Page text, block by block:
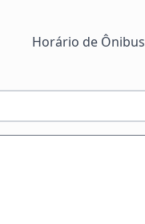
Horário de Ônibus